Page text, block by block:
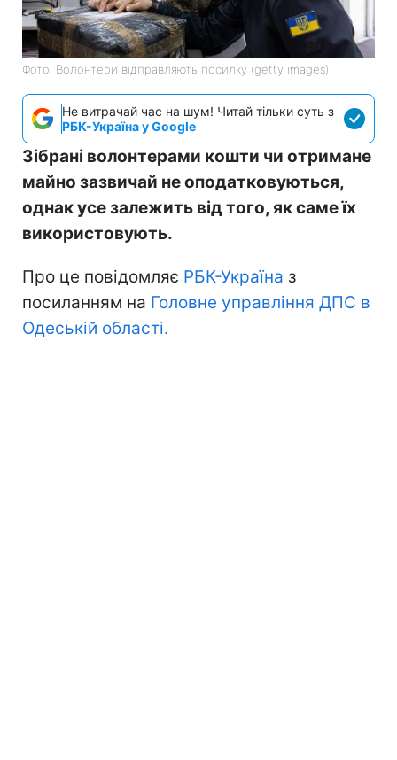
Фото: Волонтери відправляють посилку (getty images)
Не витрачай час на шум! Читай тільки суть з
РБК-Україна у Google
Зібрані волонтерами кошти чи отримане
майно зазвичай не оподатковуються,
однак усе залежить від того, як саме їх
використовують.
Про це повідомляє РБК-Україна з
посиланням на Головне управління ДПС в
Одеській області.